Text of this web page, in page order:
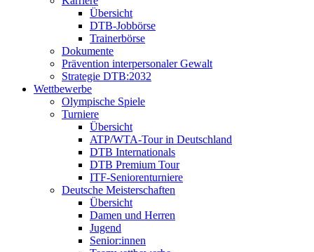
Übersicht
DTB-Jobbörse
Trainerbörse
Dokumente
Prävention interpersonaler Gewalt
Strategie DTB:2032
Wettbewerbe
Olympische Spiele
Turniere
Übersicht
ATP/WTA-Tour in Deutschland
DTB Internationals
DTB Premium Tour
ITF-Seniorenturniere
Deutsche Meisterschaften
Übersicht
Damen und Herren
Jugend
Senior:innen